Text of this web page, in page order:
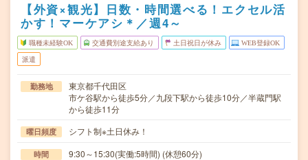
【外資×観光】日数・時間選べる！エクセル活
かす！マーケアシ＊／週4～
職種未経験OK 交通費別途支給あり 土日祝日が休み WEB登録OK
派遣
勤務地
東京都千代田区
市ケ谷駅から徒歩5分／九段下駅から徒歩10分／半蔵門駅
から徒歩11分
曜日頻度 シフト制※土日休み！
時間 9:30～15:30(実働:5時間) (休憩60分)